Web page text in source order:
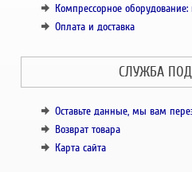
Компрессорное
Оплата и доставка
СЛУЖБА
Оставьте данные, мы вам
Возврат товара
Карта сайта